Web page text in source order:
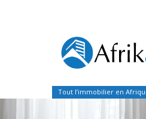
Tout l’immobilier en